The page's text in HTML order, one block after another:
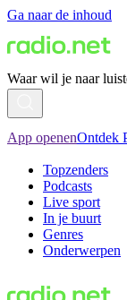
Ga naar de inhoud
Waar wil je naar
App openenOntdek
Topzenders
Podcasts
Live sport
In je buurt
Genres
Onderwerpen